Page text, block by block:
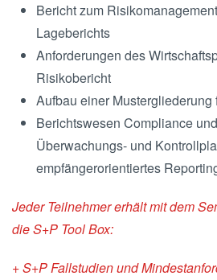
Bericht zum
Lageberichts
Anforderungen des
Risikobericht
Aufbau einer
Berichtswesen Compliance
Überwachungs- und
empfängerorientiertes
Jeder Teilnehmer erhält mit dem
die S+P Tool Box:
+ S+P Fallstudien und